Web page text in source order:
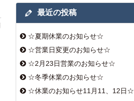
最近の投稿
☆夏期休業のお知らせ☆
☆営業日変更のお知らせ☆
☆2月23日営業のお知らせ☆
☆冬季休業のお知らせ☆
☆休業のお知らせ11月11、12日☆